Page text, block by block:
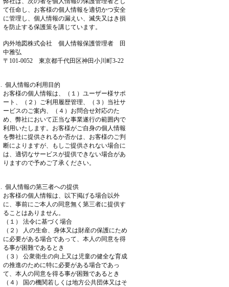
て任命し、お客様の個人情報を適切かつ安全
に管理し、個人情報の漏えい、滅失又はき損
を防止する保護策を講じています。
内外地図株式会社 個人情報保護管理者 田
中雅弘
〒101-0052 東京都千代田区神田小川町3-22
個人情報の利用目的
お客様の個人情報は、（１）ユーザー様サポ
ート、（２）ご利用履歴管理、（３）当社サ
ービスのご案内、（４）お問合せ対応のた
め、弊社において正当な事業遂行の範囲内で
利用いたします。お客様がご自身の個人情報
を弊社に提供されるか否かは、お客様のご判
断によりますが、もしご提供されない場合に
は、適切なサービスが提供できない場合があ
りますので予めご了承ください。
個人情報の第三者への提供
お客様の個人情報は、以下掲げる場合以外
に、事前にご本人の同意無く第三者に提供す
ることはありません。
（１） 法令に基づく場合
（２） 人の生命、身体又は財産の保護にため
に必要がある場合であって、本人の同意を得
る事が困難であるとき
（３） 公衆衛生の向上又は児童の健全な育成
の推進のために特に必要がある場合であっ
て、本人の同意を得る事が困難であるとき
（４） 国の機関若しくは地方公共団体又はそ